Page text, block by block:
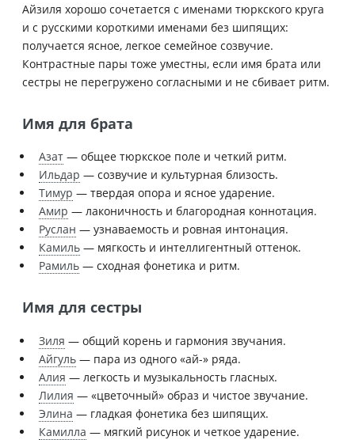
Айзиля хорошо сочетается с именами тюркского круга
и с русскими короткими именами без шипящих:
получается ясное, легкое семейное созвучие.
Контрастные пары тоже уместны, если имя брата или
сестры не перегружено согласными и не сбивает ритм.
Имя для брата
Азат — общее тюркское поле и четкий ритм.
Ильдар — созвучие и культурная близость.
Тимур — твердая опора и ясное ударение.
Амир — лаконичность и благородная коннотация.
Руслан — узнаваемость и ровная интонация.
Камиль — мягкость и интеллигентный оттенок.
Рамиль — сходная фонетика и ритм.
Имя для сестры
Зиля — общий корень и гармония звучания.
Айгуль — пара из одного «ай-» ряда.
Алия — легкость и музыкальность гласных.
Лилия — «цветочный» образ и чистое звучание.
Элина — гладкая фонетика без шипящих.
Камилла — мягкий рисунок и четкое ударение.